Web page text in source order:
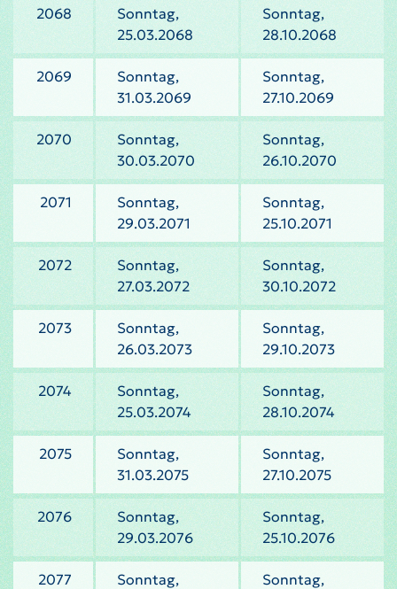
2068
Sonntag,
25.03.2068
Sonntag,
28.10.2068
2069
Sonntag,
31.03.2069
Sonntag,
27.10.2069
2070
Sonntag,
30.03.2070
Sonntag,
26.10.2070
2071
Sonntag,
29.03.2071
Sonntag,
25.10.2071
2072
Sonntag,
27.03.2072
Sonntag,
30.10.2072
2073
Sonntag,
26.03.2073
Sonntag,
29.10.2073
2074
Sonntag,
25.03.2074
Sonntag,
28.10.2074
2075
Sonntag,
31.03.2075
Sonntag,
27.10.2075
2076
Sonntag,
29.03.2076
Sonntag,
25.10.2076
2077
Sonntag,
Sonntag,